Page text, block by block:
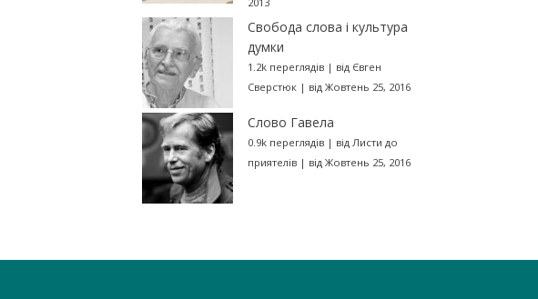
Свобода слова і культура
думки
1.2k переглядів| від Євген
Сверстюк| від Жовтень 25, 2016
Слово Гавела
0.9k переглядів| від Листи до
приятелів| від Жовтень 25, 2016